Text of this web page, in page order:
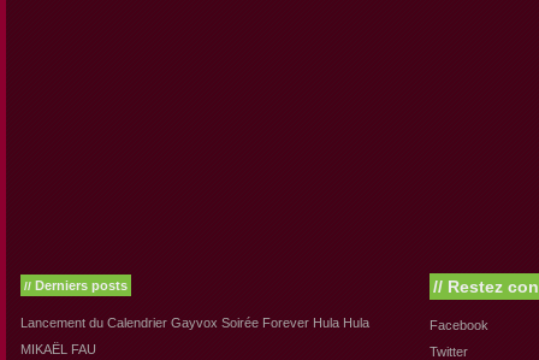
// Derniers posts
Lancement du Calendrier Gayvox Soirée Forever Hula Hula
MIKAËL FAU
// Restez
Facebook
Twitter